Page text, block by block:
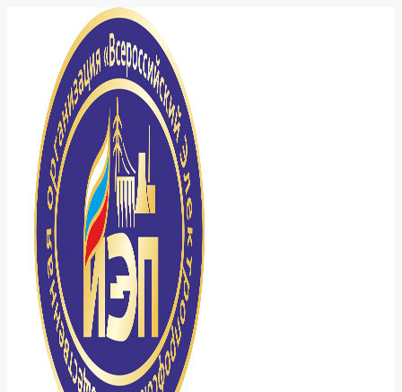
содержимому